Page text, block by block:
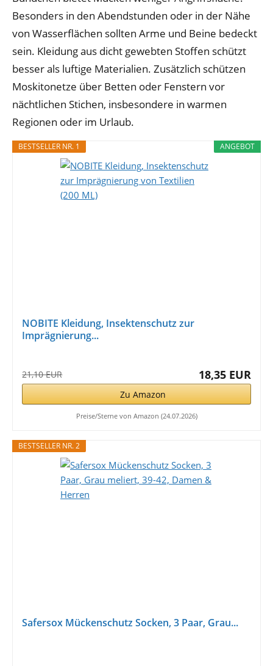
Besonders in den Abendstunden oder in der Nähe
von Wasserflächen sollten Arme und Beine bedeckt
sein. Kleidung aus dicht gewebten Stoffen schützt
besser als luftige Materialien. Zusätzlich schützen
Moskitonetze über Betten oder Fenstern vor
nächtlichen Stichen, insbesondere in warmen
Regionen oder im Urlaub.
ANGEBOT
BESTSELLER NR. 1
NOBITE Kleidung, Insektenschutz zur
Imprägnierung...
21,10 EUR 18,35 EUR
Zu Amazon
Preise/Sterne von Amazon (24.07.2026)
BESTSELLER NR. 2
Safersox Mückenschutz Socken, 3 Paar, Grau...